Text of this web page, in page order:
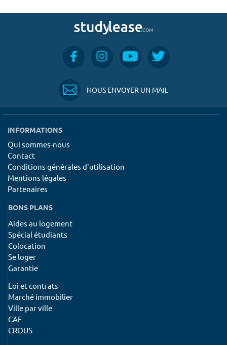
NOUS ENVOYER UN MAIL
INFORMATIONS
Qui sommes-nous
Contact
Conditions générales d'utilisation
Mentions légales
Partenaires
BONS PLANS
Aides au logement
Spécial étudiants
Colocation
Se loger
Garantie
Loi et contrats
Marché immobilier
Ville par ville
CAF
CROUS